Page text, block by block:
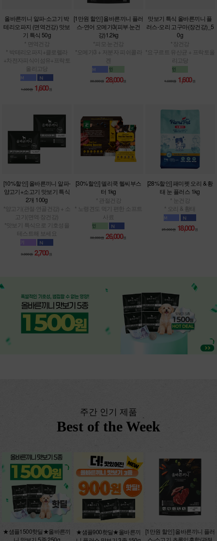
올바른끼니 알파-소고기 박
테리오파지 (면역건강) 맛보
기 특식 50g
* 면역건강
* 박테리오파지+클로렐라
+차전자피식이섬유+프락토
올리고당
1,600원 1,600 원
[1만원 할인] 올바른끼니 플러
스-연어 오메가3(피부·눈건
강)1.2kg
*피모·눈건강
*오메가3 + 저분자 피쉬콜라
겐
38,000원 28,000원
맛보기 특식 올바른끼니 플
러스-오리 고구마(장건강)_5
0g
*장건강
*요구르트 유산균 + 프락토올
리고당
1,600원 1,600 원
[10%할인] 올바른끼니 알파-
양고기+소고기 맛보기 특식
2개 100g
*양고기(관절·연골건강) + 소
고기(면역·장건강)
*맛보기 특식으로 기호성을
테스트해 보세요
3,000원 2,700 원
[30%할인] 델리쿡 헬씨부스
터 1kg
* 관절건강
* 노령견도 먹기 편한 소프트
사료
38,000원 26,000원
[28%할인] 패미펫 오리 & 황
태 눈 플러스 1kg
* 눈건강
* 오리 & 황태
25,000원 18,000 원
주간 인기 제품
Best of the Week
★샘플1500핫딜★올바른끼
★샘플900핫딜★올바른끼
[1만원 할인] 올바른끼니 플러